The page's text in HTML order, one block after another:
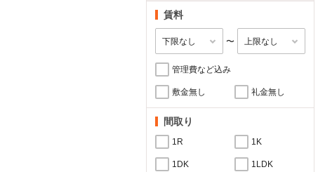
賃料
〜
管理費など込み
敷金無し 礼金無し
間取り
1R 1K
1DK 1LDK